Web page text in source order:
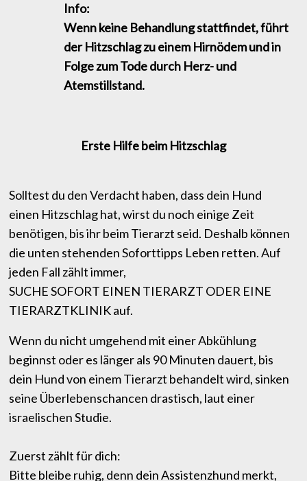
Info:
Wenn keine Behandlung stattfindet, führt
der Hitzschlag zu einem Hirnödem und in
Folge zum Tode durch Herz- und
Atemstillstand.
Erste Hilfe beim Hitzschlag
Solltest du den Verdacht haben, dass dein Hund
einen Hitzschlag hat, wirst du noch einige Zeit
benötigen, bis ihr beim Tierarzt seid. Deshalb können
die unten stehenden Soforttipps Leben retten. Auf
jeden Fall zählt immer,
SUCHE SOFORT EINEN TIERARZT ODER EINE
TIERARZTKLINIK auf.
Wenn du nicht umgehend mit einer Abkühlung
beginnst oder es länger als 90 Minuten dauert, bis
dein Hund von einem Tierarzt behandelt wird, sinken
seine Überlebenschancen drastisch, laut einer
israelischen Studie.
Zuerst zählt für dich:
Bitte bleibe ruhig, denn dein Assistenzhund merkt,